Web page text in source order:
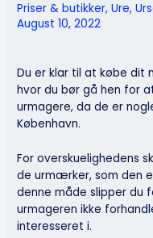
Priser & butikker,Ure,
August 10, 2022
Du er klar til at købe dit
hvor du bør gå hen for
urmagere, da de er
København.
For overskuelighedens
de urmærker, som den
denne måde slipper du
urmageren ikke
interesseret i.